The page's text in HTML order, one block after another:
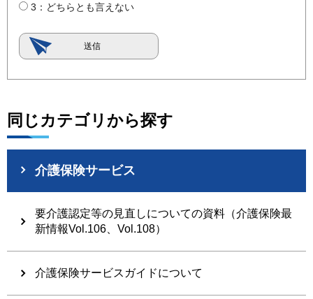
3：どちらとも言えない
同じカテゴリから探す
介護保険サービス
要介護認定等の見直しについての資料（介護保険最
新情報Vol.106、Vol.108）
介護保険サービスガイドについて